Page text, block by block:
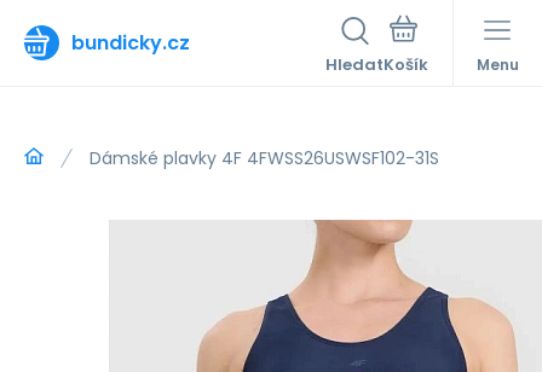
bundicky.cz
Hledat Menu
Dámské plavky 4F 4FWSS26USWSF102-31S